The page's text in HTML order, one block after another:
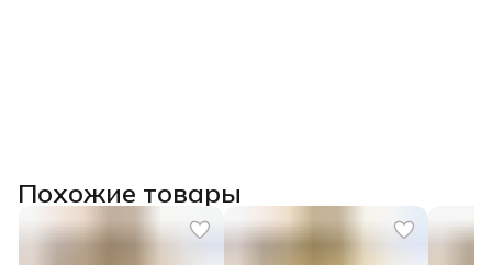
Похожие товары